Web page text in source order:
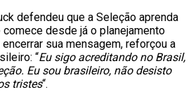
defendeu que a Seleção aprenda
desde já o planejamento
sua mensagem, reforçou a
“Eu sigo acreditando no Brasil,
Eu sou brasileiro, não desisto
tristes“.